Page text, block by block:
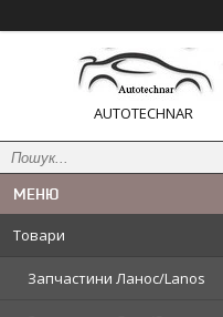
AUTOTECHNAR
Товари
Запчастини Ланос/Lanos